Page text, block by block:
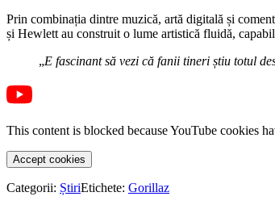
Prin combinația dintre muzică, artă digitală și
și Hewlett au construit o lume artistică fluidă,
„E fascinant să vezi că fanii tineri știu totul
This content is blocked because YouTube cookies
Accept cookies
Categorii: ȘtiriEtichete: Gorillaz